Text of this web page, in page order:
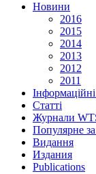
Новини
2016
2015
2014
2013
2012
2011
Статті
Журнали
Популярне
Видання
Издания
Publications